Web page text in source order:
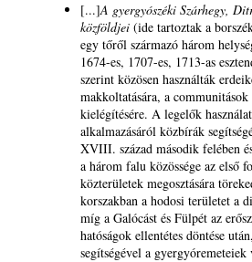
[...]A gyergyószéki Szárhegy,
közföldjei (ide tartoztak a
egy tőről származó három
1674-es, 1707-es, 1713-as
szerint közösen használták
makkoltatására, a communitások
kielégítésére. A legelők
alkalmazásáról közbírák
XVIII. század második felében
a három falu közössége az első
közterületek megosztására
korszakban a hodosi területet a
míg a Galócást és Fülpét az
hatóságok ellentétes döntése
segítségével a